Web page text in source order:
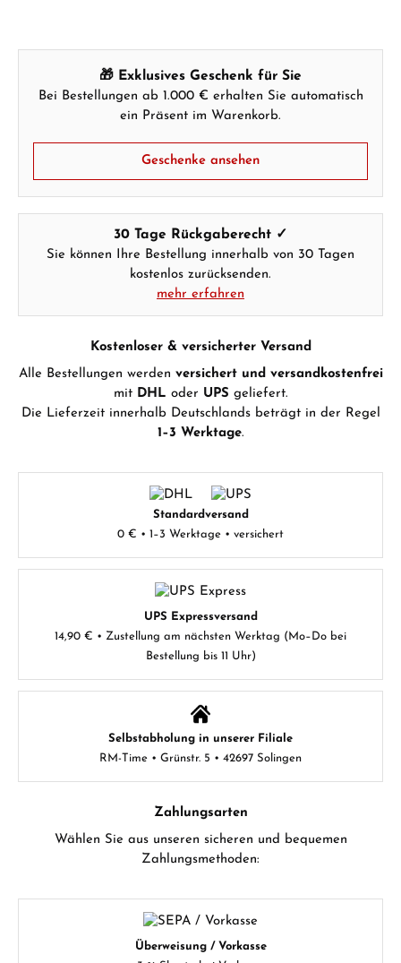
🎁 Exklusives Geschenk für Sie
Bei Bestellungen ab 1.000 € erhalten Sie automatisch
ein Präsent im Warenkorb.
Geschenke ansehen
30 Tage Rückgaberecht ✓
Sie können Ihre Bestellung innerhalb von 30 Tagen
kostenlos zurücksenden.
mehr erfahren
Kostenloser & versicherter Versand
Alle Bestellungen werden versichert und versandkostenfrei
mit DHL oder UPS geliefert.
Die Lieferzeit innerhalb Deutschlands beträgt in der Regel
1–3 Werktage.
Standardversand
0 € • 1–3 Werktage • versichert
UPS Expressversand
14,90 € • Zustellung am nächsten Werktag (Mo–Do bei
Bestellung bis 11 Uhr)
Selbstabholung in unserer Filiale
RM-Time • Grünstr. 5 • 42697 Solingen
Zahlungsarten
Wählen Sie aus unseren sicheren und bequemen
Zahlungsmethoden:
Überweisung / Vorkasse